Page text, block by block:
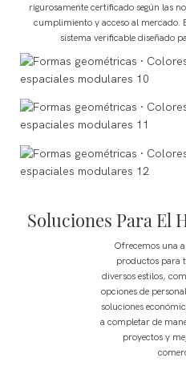
rigurosamente certificado según las
cumplimiento y acceso al mercado.
sistema verificable diseñado
Soluciones Para El
Ofrecemos una
productos para
diversos estilos,
opciones de
soluciones
a completar de
proyectos y